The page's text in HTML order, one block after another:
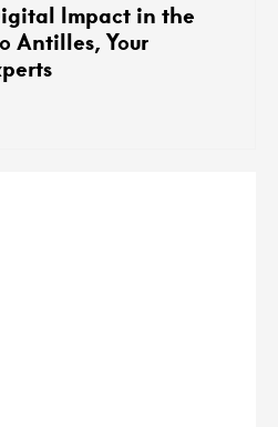
Impact in the
Antilles, Your